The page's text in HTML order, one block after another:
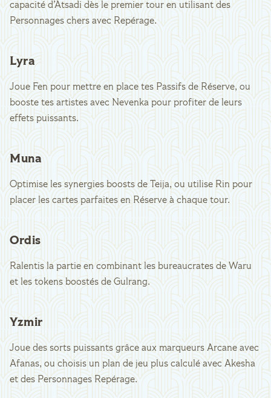
capacité d’Atsadi dès le premier tour en utilisant des
Personnages chers avec Repérage.
Lyra
Joue Fen pour mettre en place tes Passifs de Réserve, ou
booste tes artistes avec Nevenka pour profiter de leurs
effets puissants.
Muna
Optimise les synergies boosts de Teija, ou utilise Rin pour
placer les cartes parfaites en Réserve à chaque tour.
Ordis
Ralentis la partie en combinant les bureaucrates de Waru
et les tokens boostés de Gulrang.
Yzmir
Joue des sorts puissants grâce aux marqueurs Arcane avec
Afanas, ou choisis un plan de jeu plus calculé avec Akesha
et des Personnages Repérage.